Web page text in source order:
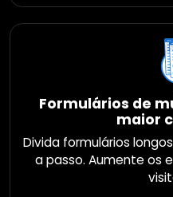
Formulários de
maior
Divida formulários
a passo. Aumente os